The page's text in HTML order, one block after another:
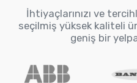
İhtiyaçlarınızı ve
seçilmiş yüksek kaliteli
geniş bir